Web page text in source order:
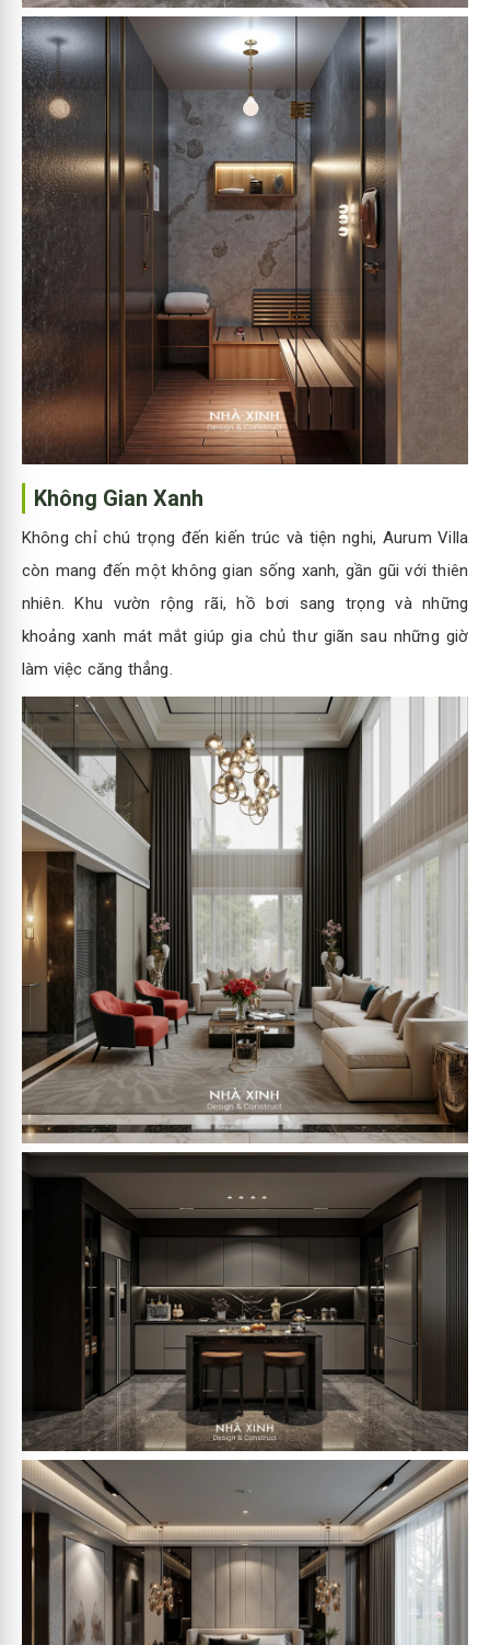
Không Gian Xanh
Không chỉ chú trọng đến kiến trúc và tiện nghi, Aurum Villa
còn mang đến một không gian sống xanh, gần gũi với thiên
nhiên. Khu vườn rộng rãi, hồ bơi sang trọng và những
khoảng xanh mát mắt giúp gia chủ thư giãn sau những giờ
làm việc căng thẳng.